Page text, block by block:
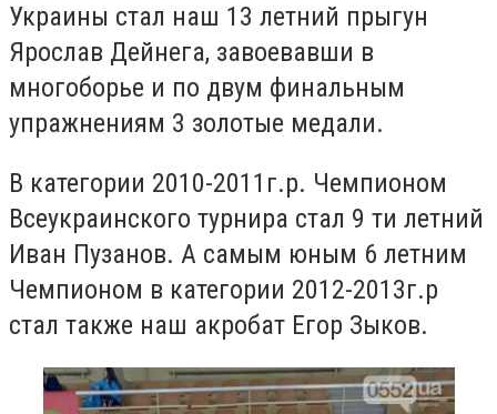
Украины стал наш 13 летний прыгун
Ярослав Дейнега, завоевавши в
многоборье и по двум финальным
упражнениям 3 золотые медали.
В категории 2010-2011г.р. Чемпионом
Всеукраинского турнира стал 9 ти летний
Иван Пузанов. А самым юным 6 летним
Чемпионом в категории 2012-2013г.р
стал также наш акробат Егор Зыков.